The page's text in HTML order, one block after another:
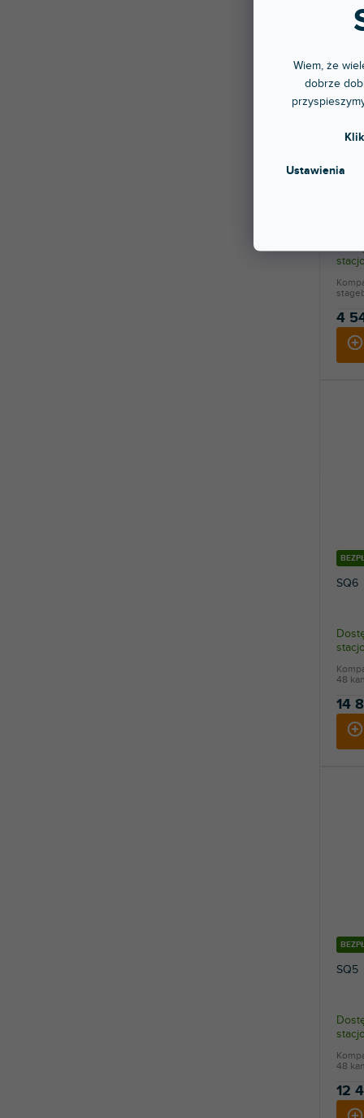
Wiem, że
dobrze
Ustawienia🔥
4
SQ6
14
48
SQ5
12
48